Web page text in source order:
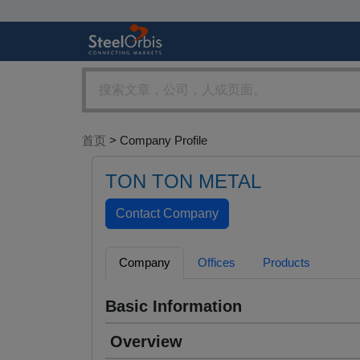
首页 > Company Profile
TON TON METAL
Company Offices Products
Basic Information
Overview